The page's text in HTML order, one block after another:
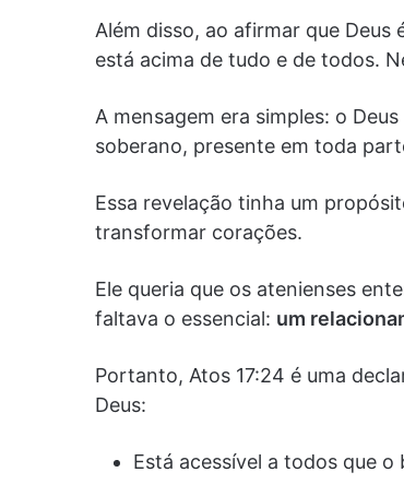
Além disso, ao afirmar que Deus
está acima de tudo e de todos.
A mensagem era simples: o
soberano, presente em toda
Essa revelação tinha um
transformar corações.
Ele queria que os atenienses
faltava o essencial: um
Portanto, Atos 17:24 é uma
Deus:
Está acessível a todos que